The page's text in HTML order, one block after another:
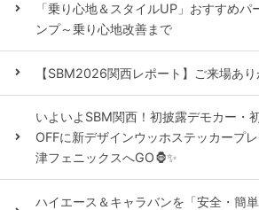
「乗り心地＆スタイルUP」おすすめ
ンプ～乗り心地改善まで
【SBM2026関西レポート】ご来場あ
いよいよSBM関西！初披露デモカー・
OFFに新デザインウッホステッカープ
津フェニックスへGO🦍✨
ハイエース＆キャラバンを「安全・簡